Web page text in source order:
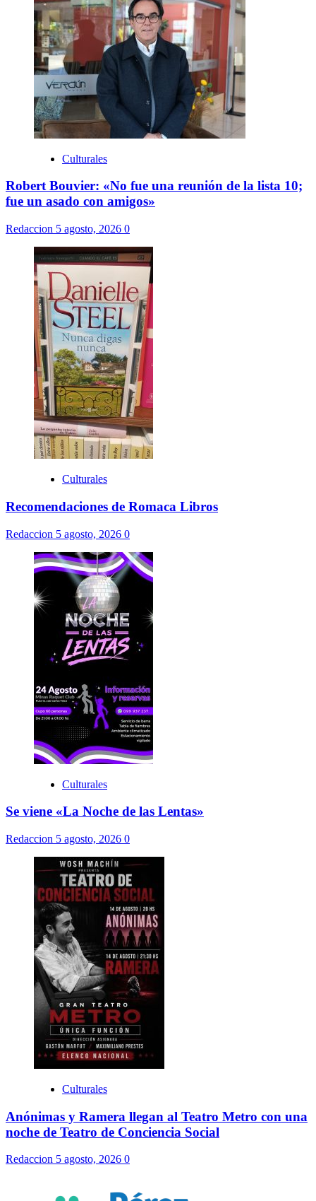
Culturales
Robert Bouvier: «No fue una reunión de la lista 10;
fue un asado con amigos»
Redaccion 5 agosto, 2026 0
Culturales
Recomendaciones de Romaca Libros
Redaccion 5 agosto, 2026 0
Culturales
Se viene «La Noche de las Lentas»
Redaccion 5 agosto, 2026 0
Culturales
Anónimas y Ramera llegan al Teatro Metro con una
noche de Teatro de Conciencia Social
Redaccion 5 agosto, 2026 0